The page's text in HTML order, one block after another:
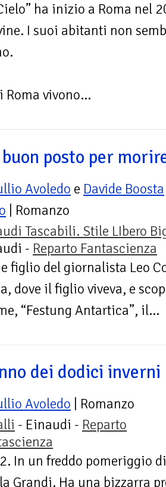
ha inizio a Roma nel
I suoi abitanti non
vivono...
posto per
Avoledo e Davide Boosta
| Romanzo
Tascabili. Stile LIbero
- Reparto Fantascienza
figlio del giornalista Leo
dove il figlio viveva, e
“Festung Antartica”, il...
dei dodici inverni
Avoledo | Romanzo
- Einaudi - Reparto
In un freddo pomeriggio
Grandi. Ha una bizzarra